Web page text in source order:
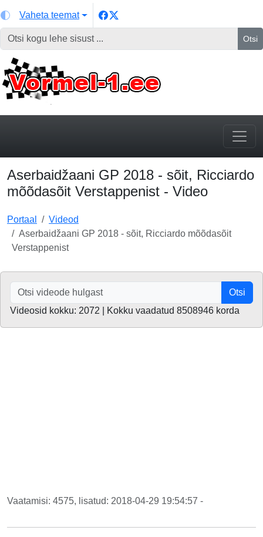
Vaheta teemat
Otsi
Aserbaidžaani GP 2018 - sõit, Ricciardo
mõõdasõit Verstappenist - Video
Portaal
Videod
Aserbaidžaani GP 2018 - sõit, Ricciardo mõõdasõit
Verstappenist
Otsi
Videosid kokku: 2072 | Kokku vaadatud 8508946 korda
Vaatamisi: 4575, lisatud: 2018-04-29 19:54:57 -